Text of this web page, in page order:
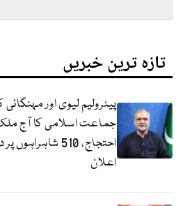
تازہ ترین خبریں
پیٹرولیم لیوی اور
جماعت اسلامی کا آج
احتجاج، 510
اعلان